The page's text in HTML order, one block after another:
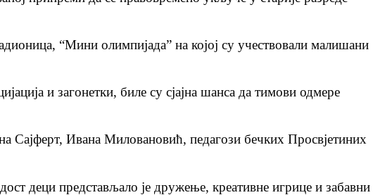
“Мини олимпијада” на којој су учествовали малишани
и загонетки, биле су сјајна шанса да тимови одмере
Сајферт, Ивана Миловановић, педагози бечких Просвјетиних
деци представљало је дружење, креативне игрице и забавни